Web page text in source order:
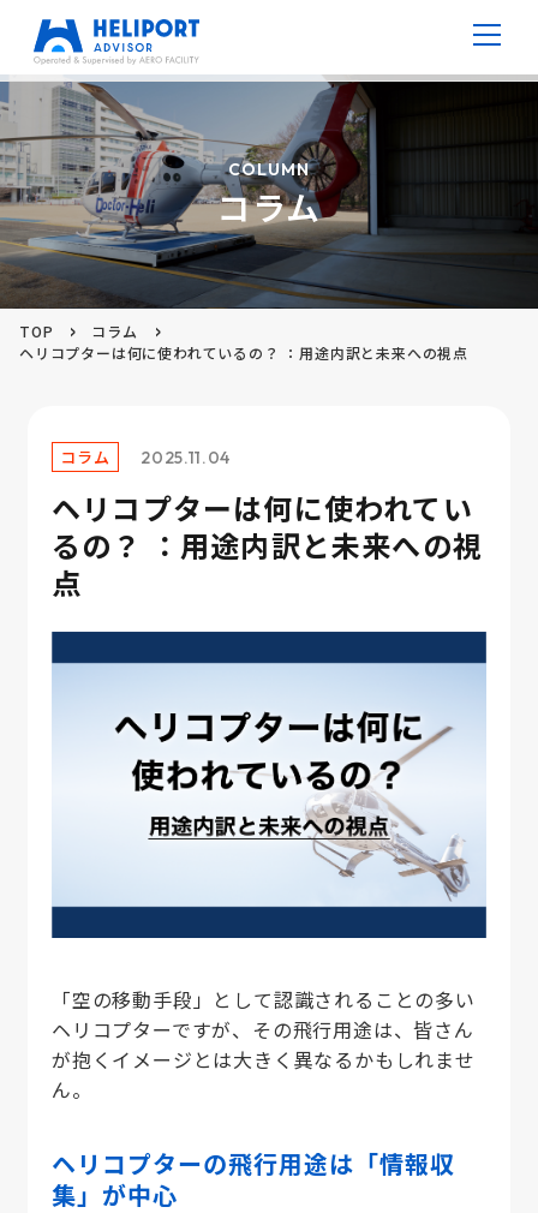
病院ヘリポート
防災ヘリポート
高層ビルヘリポート
仮設ヘリポート
コラム
COLUMN
コラム
TOP
コラム
ヘリコプターは何に使われているの？ ：用途内訳と未来への視点
コラム 2025.11.04
ヘリコプターは何に使われてい
るの？ ：用途内訳と未来への視
点
「空の移動手段」として認識されることの多い
ヘリコプターですが、その飛行用途は、皆さん
が抱くイメージとは大きく異なるかもしれませ
ん。
ヘリコプターの飛行用途は「情報収
集」が中心